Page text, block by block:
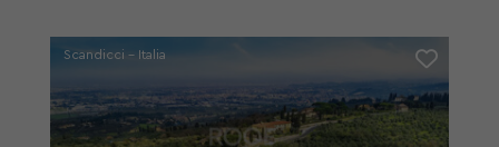
Scandicci - Italia